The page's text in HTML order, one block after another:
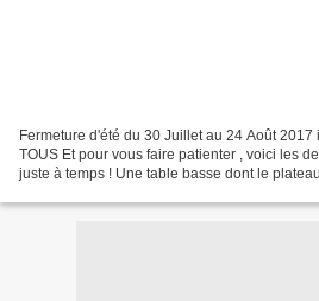
Fermeture d'été du 30 Juillet au 24 Août
TOUS Et pour vous faire patienter , voici les
juste à temps ! Une table basse dont le